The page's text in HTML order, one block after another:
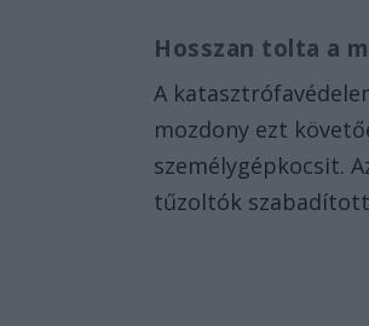
Hosszan tolta a
A
mozdony ezt
személygépkocsit.
tűzoltók